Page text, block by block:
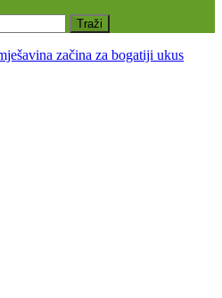
začina za bogatiji ukus